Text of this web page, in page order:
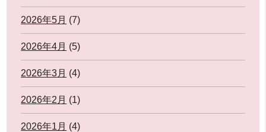
2026年5月 (7)
2026年4月 (5)
2026年3月 (4)
2026年2月 (1)
2026年1月 (4)